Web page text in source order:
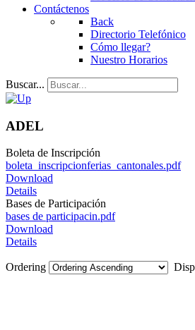
Contáctenos
Back
Directorio Telefónico
Cómo llegar?
Nuestro Horarios
Buscar...
ADEL
Boleta de Inscripción
boleta_inscripcionferias_cantonales.pdf
Download
Details
Bases de Participación
bases de participacin.pdf
Download
Details
Ordering